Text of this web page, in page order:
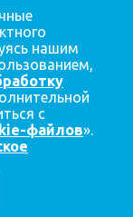
нашим
с
файлов».